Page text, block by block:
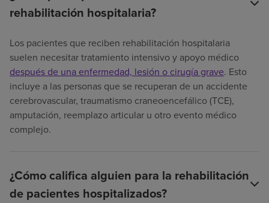
rehabilitación hospitalaria?
Los pacientes que reciben rehabilitación hospitalaria
suelen necesitar tratamiento intensivo y apoyo médico
después de una enfermedad, lesión o cirugía grave. Esto
incluye a las personas que se recuperan de un accidente
cerebrovascular, traumatismo craneoencefálico (TCE),
amputación, reemplazo articular u otro evento médico
complejo.
¿Cómo califica alguien para la rehabilitación
de pacientes hospitalizados?